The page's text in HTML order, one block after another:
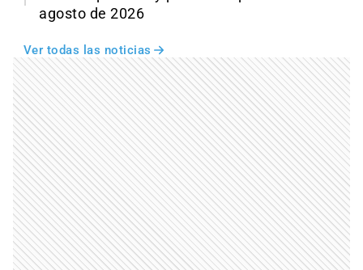
agosto de 2026
Ver todas las noticias